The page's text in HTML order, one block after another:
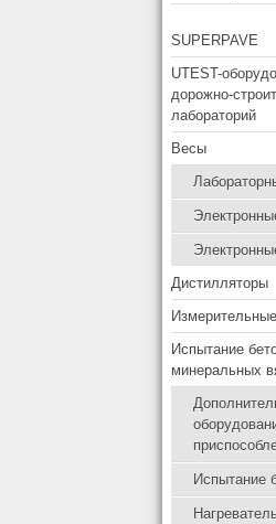
SUPERPAVE
UTEST-
дорожно-
лабораторий
Весы
Дистилляторы
Испытание
минеральных
Испытание